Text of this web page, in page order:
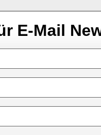
E-Mail